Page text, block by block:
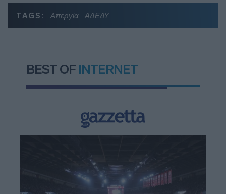
TAGS: Απεργία ΑΔΕΔΥ
BEST OF INTERNET